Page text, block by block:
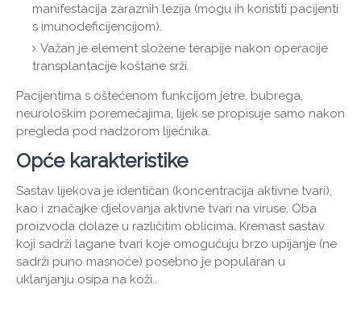
manifestacija zaraznih lezija (mogu ih koristiti pacijenti
s imunodeficijencijom).
Važan je element složene terapije nakon operacije
transplantacije koštane srži.
Pacijentima s oštećenom funkcijom jetre, bubrega,
neurološkim poremećajima, lijek se propisuje samo nakon
pregleda pod nadzorom liječnika.
Opće karakteristike
Sastav lijekova je identičan (koncentracija aktivne tvari),
kao i značajke djelovanja aktivne tvari na viruse. Oba
proizvoda dolaze u različitim oblicima. Kremast sastav
koji sadrži lagane tvari koje omogućuju brzo upijanje (ne
sadrži puno masnoće) posebno je popularan u
uklanjanju osipa na koži..